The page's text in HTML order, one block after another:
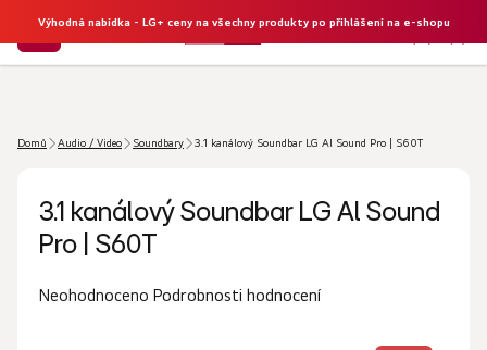
Výhodná nabídka - LG+ ceny na všechny produkty po přihlášení na e-shopu
Hledat
Domů Audio / Video Soundbary 3.1 kanálový Soundbar LG Al Sound Pro | S60T
3.1 kanálový Soundbar LG Al Sound
Pro | S60T
Průměrné
Neohodnoceno Podrobnosti hodnocení